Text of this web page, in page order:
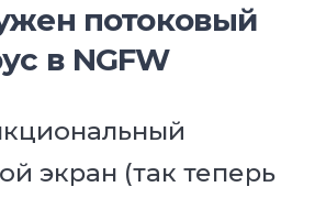
потоковый
в NGFW
экран (так теперь